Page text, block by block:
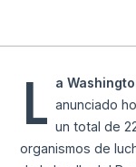
L a
anunciado
un total de
organismos de